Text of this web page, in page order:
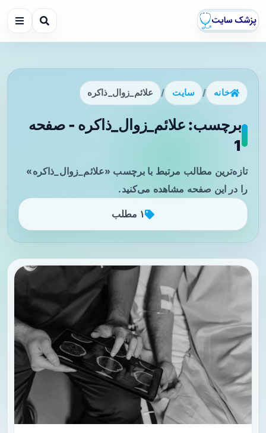
خانه / سایت / علائم_زوال_ذاکره
برچسب: علائم_زوال_ذاکره - صفحه
1
تازه‌ترین مطالب مرتبط با برچسب «علائم_زوال_ذاکره»
را در این صفحه مشاهده می‌کنید.
۱ مطلب